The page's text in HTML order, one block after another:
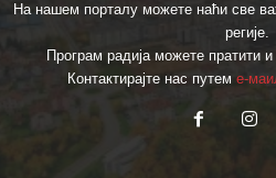
На нашем порталу можете наћи све
регије.
Програм радија можете пратити
Контактирајте нас путем е-